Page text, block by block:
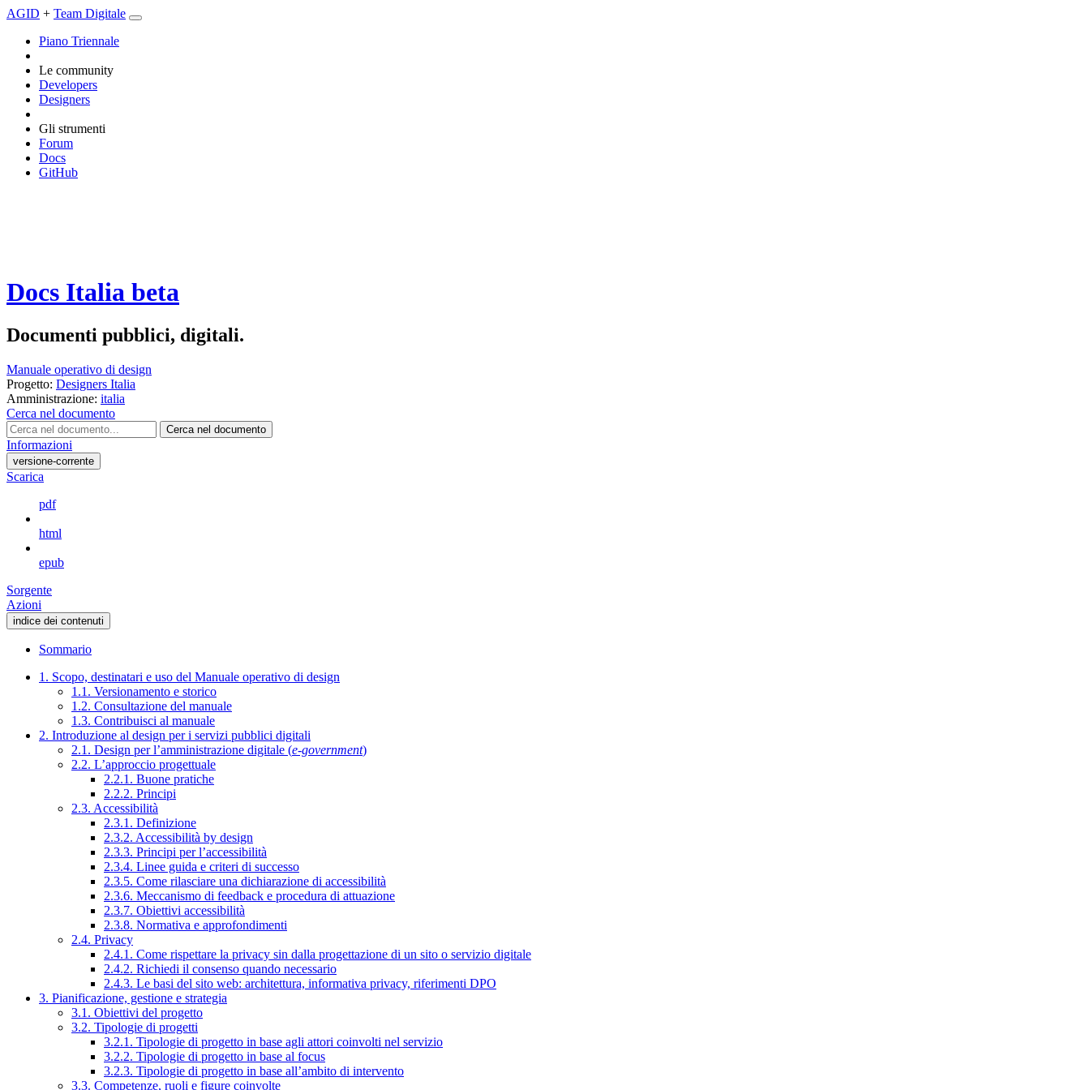
AGID + Team Digitale
Piano Triennale
Le community
Developers
Designers
Gli strumenti
Forum
Docs
GitHub
Docs Italia beta
Documenti pubblici, digitali.
Manuale operativo di design
Progetto: Designers Italia
Amministrazione: italia
Cerca nel documento
Cerca nel documento
Informazioni
versione-corrente
Scarica
pdf
html
epub
Sorgente
Azioni
indice dei contenuti
Sommario
1. Scopo, destinatari e uso del Manuale operativo di design
1.1. Versionamento e storico
1.2. Consultazione del manuale
1.3. Contribuisci al manuale
2. Introduzione al design per i servizi pubblici digitali
2.1. Design per l’amministrazione digitale (e-government)
2.2. L’approccio progettuale
2.2.1. Buone pratiche
2.2.2. Principi
2.3. Accessibilità
2.3.1. Definizione
2.3.2. Accessibilità by design
2.3.3. Principi per l’accessibilità
2.3.4. Linee guida e criteri di successo
2.3.5. Come rilasciare una dichiarazione di accessibilità
2.3.6. Meccanismo di feedback e procedura di attuazione
2.3.7. Obiettivi accessibilità
2.3.8. Normativa e approfondimenti
2.4. Privacy
2.4.1. Come rispettare la privacy sin dalla progettazione di un sito o servizio digitale
2.4.2. Richiedi il consenso quando necessario
2.4.3. Le basi del sito web: architettura, informativa privacy, riferimenti DPO
3. Pianificazione, gestione e strategia
3.1. Obiettivi del progetto
3.2. Tipologie di progetti
3.2.1. Tipologie di progetto in base agli attori coinvolti nel servizio
3.2.2. Tipologie di progetto in base al focus
3.2.3. Tipologie di progetto in base all’ambito di intervento
3.3. Competenze, ruoli e figure coinvolte